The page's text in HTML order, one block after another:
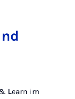
Learn im